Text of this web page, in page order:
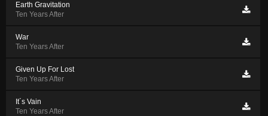
Earth Gravitation
Ten Years After
War
Ten Years After
Given Up For Lost
Ten Years After
It´s Vain
Ten Years After